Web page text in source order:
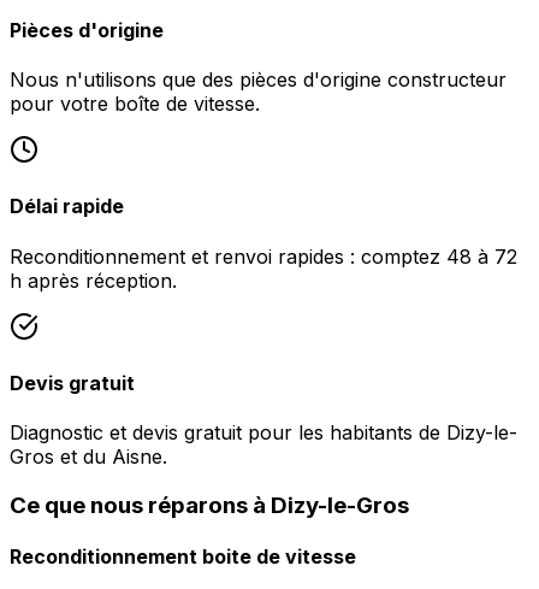
Pièces d'origine
Nous n'utilisons que des pièces d'origine constructeur
pour votre boîte de vitesse.
Délai rapide
Reconditionnement et renvoi rapides : comptez 48 à 72
h après réception.
Devis gratuit
Diagnostic et devis gratuit pour les habitants de Dizy-le-
Gros et du Aisne.
Ce que nous réparons à Dizy-le-Gros
Reconditionnement boite de vitesse